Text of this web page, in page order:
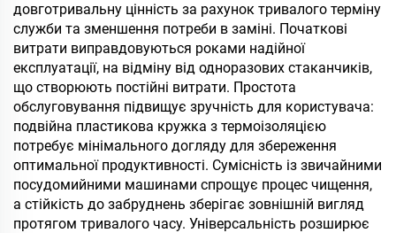
довготривальну цінність за рахунок тривалого терміну
служби та зменшення потреби в заміні. Початкові
витрати виправдовуються роками надійної
експлуатації, на відміну від одноразових стаканчиків,
що створюють постійні витрати. Простота
обслуговування підвищує зручність для користувача:
подвійна пластикова кружка з термоізоляцією
потребує мінімального догляду для збереження
оптимальної продуктивності. Сумісність із звичайними
посудомийними машинами спрощує процес чищення,
а стійкість до забруднень зберігає зовнішній вигляд
протягом тривалого часу. Універсальність розширює